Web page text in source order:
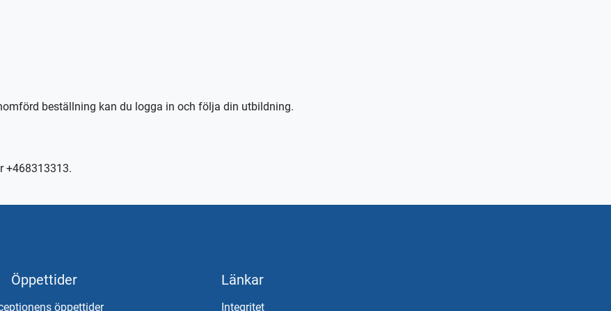
Elev alternativt tctabs.se.
trafikskolan så hjälper vi er.
beställning kan du logga in och följa din utbildning.
+468313313.
Öppettider
öppettider
Länkar
Integritet